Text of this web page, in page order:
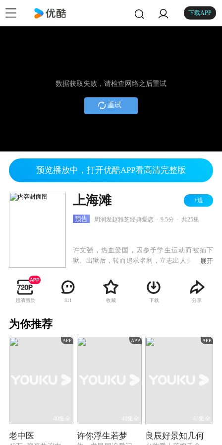
下载APP
数据获取失败，请检查网络之后重试
重试
预览播放中，打开优酷APP看高清完整版
上海滩 +追
预告 周润发赵雅芝经典爱恋 9.5分 共25集
许文强，热血爱国，因参予学生运动而被捕下
狱。出狱后，转而追求名利，立志出人头地。一
请加入，也因此结识了在贫民区长大的丁力。两
人结成好友，并同在黑道中闯出名堂。之后又因
缘际会，认识了叱咤上海黑白两道的冯敬尧之女
方的保留，不只令两人遗憾终身，同时更引出二
展开
超清画质 811 收藏 下载 分享
为你推荐
APP
40集全
老中医
APP
40集全
许你浮生若梦
APP
43集全
良辰好景知几何